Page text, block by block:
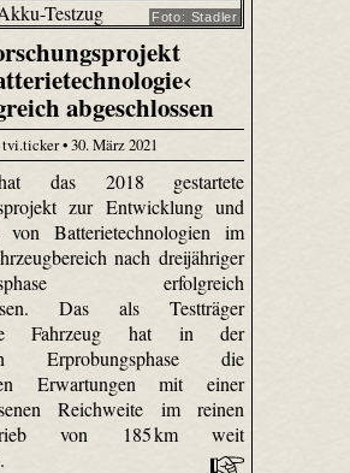
Foto: Stadler
abgeschlossen
tvi.ticker • 30. März 2021
das 2018 gestartete
zur Entwicklung und
von Batterietechnologien im
nach dreijähriger
erfolgreich
Das als Testträger
Fahrzeug hat in der
Erprobungsphase die
Erwartungen mit einer
Reichweite im reinen
von 185 km weit